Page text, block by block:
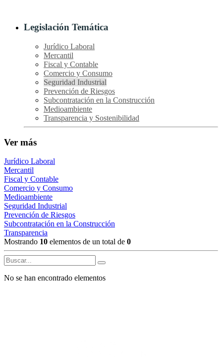
Legislación Temática
Jurídico Laboral
Mercantil
Fiscal y Contable
Comercio y Consumo
Seguridad Industrial
Prevención de Riesgos
Subcontratación en la Construcción
Medioambiente
Transparencia y Sostenibilidad
Ver más
Jurídico Laboral
Mercantil
Fiscal y Contable
Comercio y Consumo
Medioambiente
Seguridad Industrial
Prevención de Riesgos
Subcontratación en la Construcción
Transparencia
Mostrando 10 elementos de un total de 0
No se han encontrado elementos